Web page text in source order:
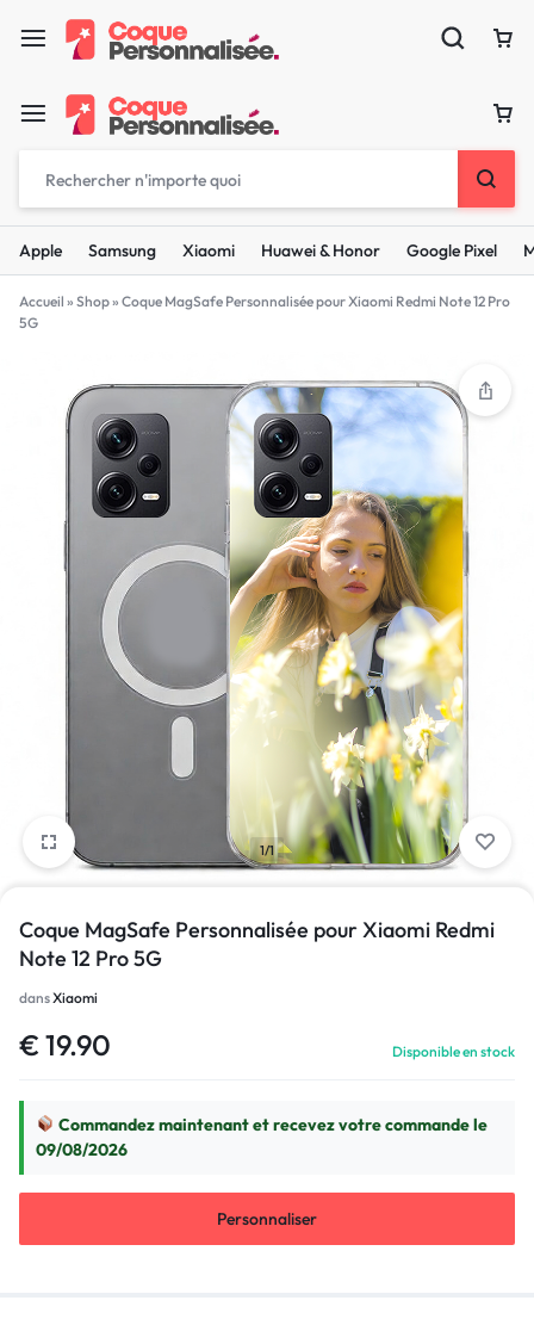
Apple Samsung Xiaomi Huawei & Honor Google Pixel
Accueil » Shop» Coque MagSafe Personnalisée pour Xiaomi Redmi Note 12 Pro
5G
1/1
Coque MagSafe Personnalisée pour Xiaomi Redmi
Note 12 Pro 5G
dansXiaomi
€ 19.90 Disponible en stock
Commandez maintenant et recevez votre commande le
09/08/2026
Personnaliser